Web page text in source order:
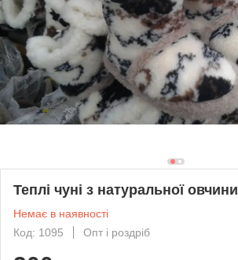
Теплі чуні з натуральної овчини
Немає в наявності
Код: 1095
Опт і роздріб